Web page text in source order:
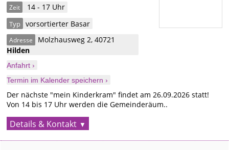
Zeit 14 - 17 Uhr
Typ vorsortierter Basar
Adresse Molzhausweg 2,40721
Hilden
Anfahrt ›
Termin im Kalender speichern ›
Der nächste "mein Kinderkram" findet am 26.09.2026 statt!
Von 14 bis 17 Uhr werden die Gemeinderäum..
Details & Kontakt